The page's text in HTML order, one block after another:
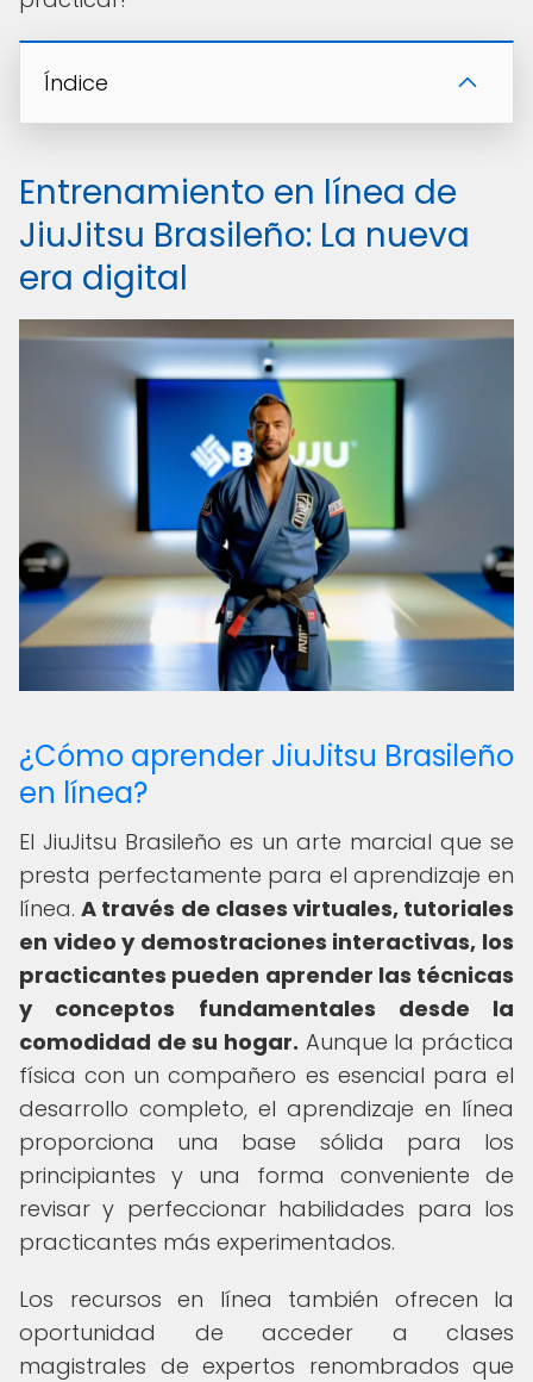
Índice
Entrenamiento en línea de
JiuJitsu Brasileño: La nueva
era digital
¿Cómo aprender JiuJitsu Brasileño
en línea?
El JiuJitsu Brasileño es un arte marcial que se
presta perfectamente para el aprendizaje en
línea.A través de clases virtuales, tutoriales
en video y demostraciones interactivas, los
practicantes pueden aprender las técnicas
y conceptos fundamentales desde la
comodidad de su hogar. Aunque la práctica
física con un compañero es esencial para el
desarrollo completo, el aprendizaje en línea
proporciona una base sólida para los
principiantes y una forma conveniente de
revisar y perfeccionar habilidades para los
practicantes más experimentados.
Los recursos en línea también ofrecen la
oportunidad de acceder a clases
magistrales de expertos renombrados que